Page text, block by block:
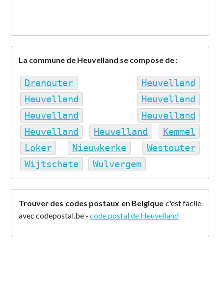
La commune de Heuvelland se compose de :
Dranouter
Heuvelland
Heuvelland
Heuvelland
Heuvelland
Heuvelland
Heuvelland
Heuvelland
Kemmel
Loker
Nieuwkerke
Westouter
Wijtschate
Wulvergem
Trouver des codes postaux en Belgique c'est facile
avec codepostal.be -code postal de Heuvelland